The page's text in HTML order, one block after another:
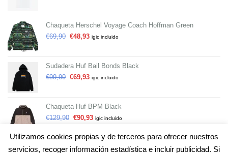
Chaqueta Herschel Voyage Coach Hoffman Green
€69,90 €48,93 igic incluido
Sudadera Huf Bail Bonds Black
€99,90 €69,93 igic incluido
Chaqueta Huf BPM Black
€129,90 €90,93 igic incluido
Utilizamos cookies propias y de terceros para ofrecer nuestros
servicios, recoger información estadística e incluir publicidad. Si